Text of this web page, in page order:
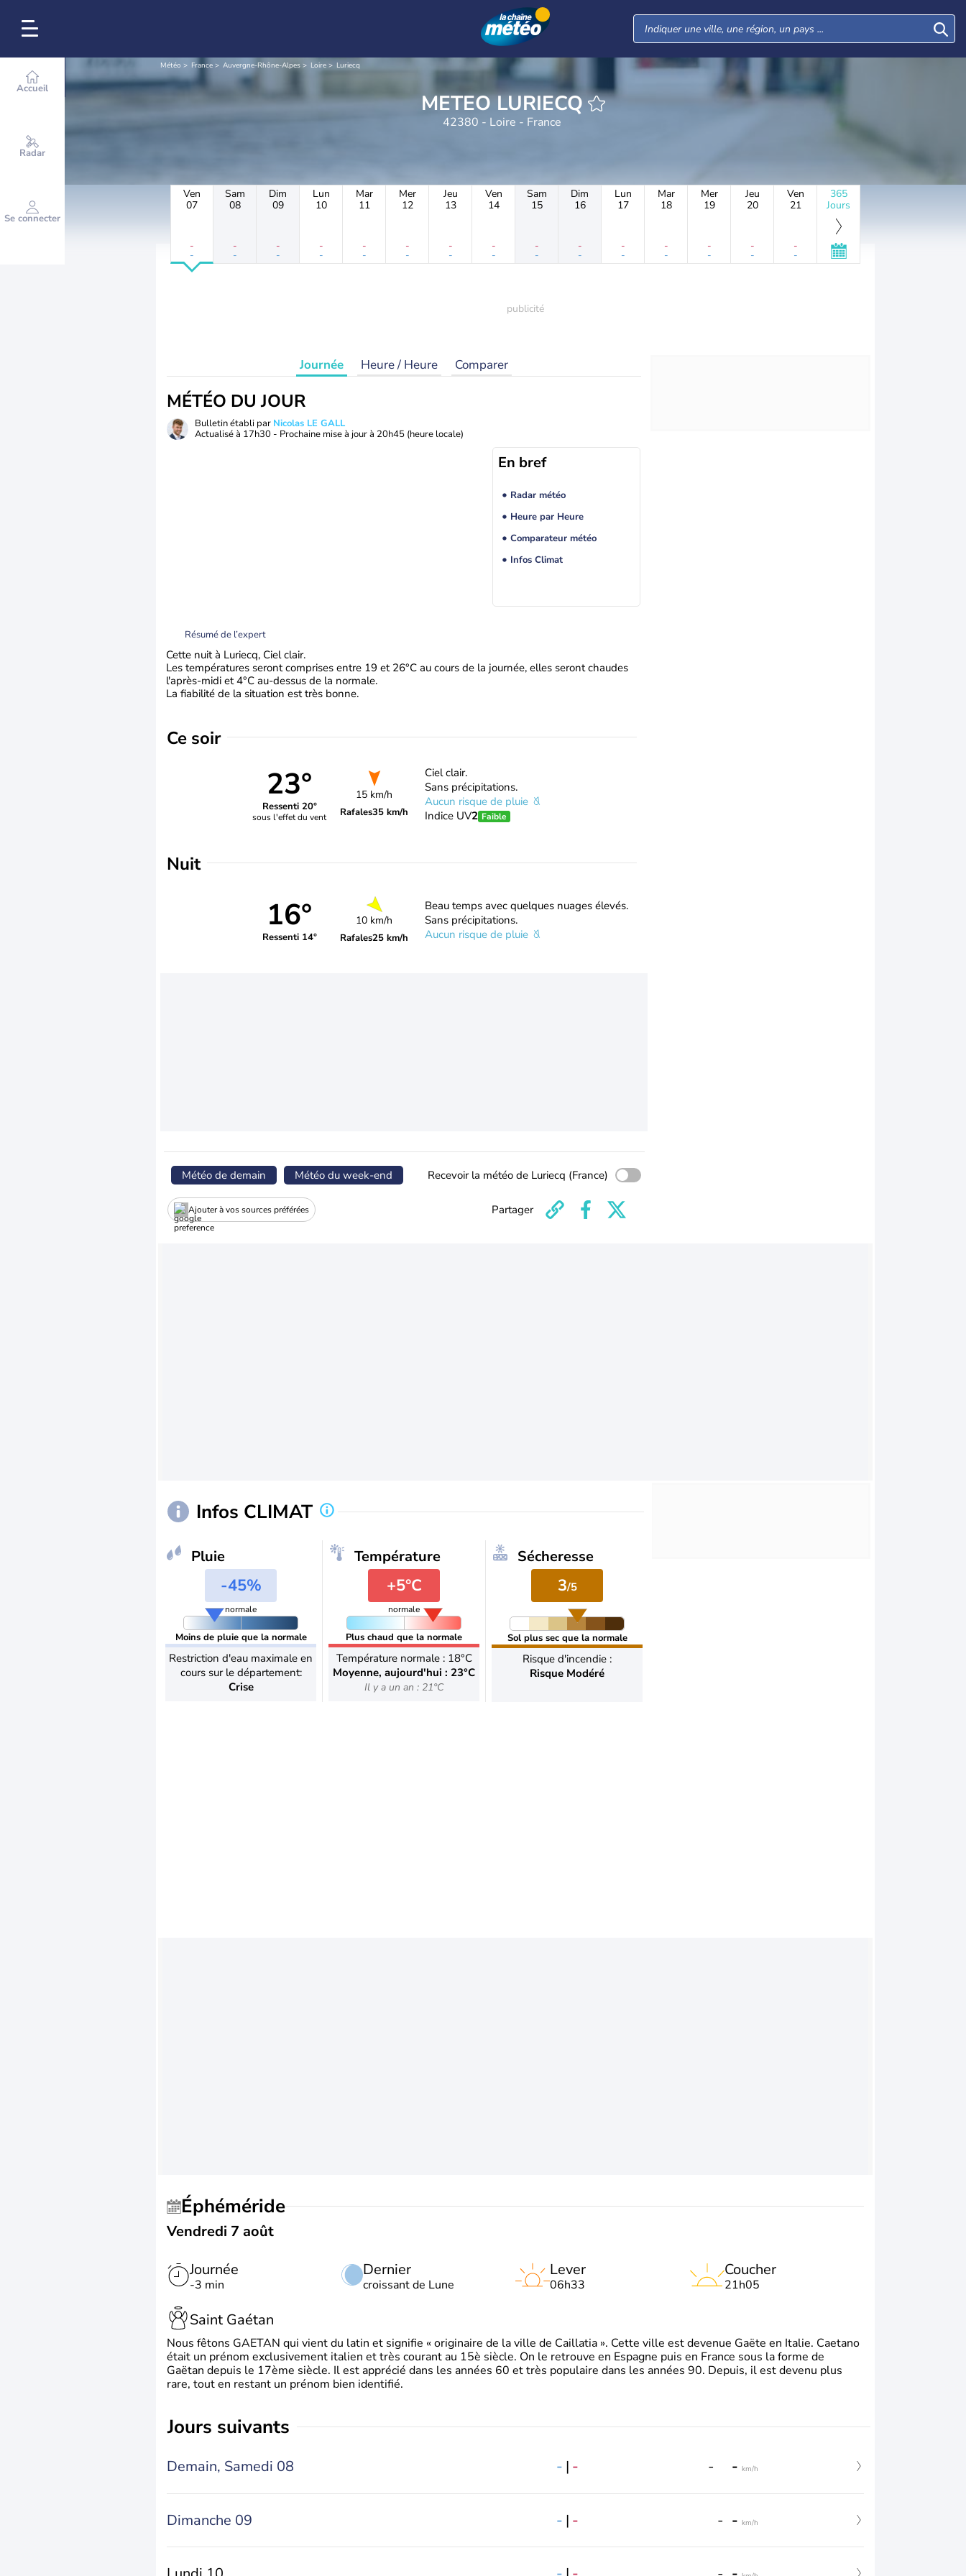
Accueil
Radar
Se connecter
Météo France Auvergne-Rhône-Alpes Loire Luriecq
METEO LURIECQ
42380 - Loire - France
Ven
07
-
-
Sam
08
-
-
Dim
09
-
-
Lun
10
-
-
Mar
11
-
-
Mer
12
-
-
Jeu
13
-
-
Ven
14
-
-
Sam
15
-
-
Dim
16
-
-
Lun
17
-
-
Mar
18
-
-
Mer
19
-
-
Jeu
20
-
-
Ven
21
-
-
365
Jours
Journée Heure / Heure Comparer
MÉTÉO DU JOUR
Bulletin établi par Nicolas LE GALL
Actualisé à 17h30 - Prochaine mise à jour à 20h45 (heure locale)
En bref
Radar météo
Heure par Heure
Comparateur météo
Infos Climat
Résumé de l’expert
Cette nuit à Luriecq, Ciel clair.
Les températures seront comprises entre 19 et 26°C au cours de la journée, elles seront chaudes
l'après-midi et 4°C au-dessus de la normale.
La fiabilité de la situation est très bonne.
Ce soir
23°
Ressenti 20°
sous l'effet du vent
15 km/h
Rafales35 km/h
Ciel clair.
Sans précipitations.
Aucun risque de pluie
Indice UV2 Faible
Nuit
16°
Ressenti 14°
10 km/h
Rafales25 km/h
Beau temps avec quelques nuages élevés.
Sans précipitations.
Aucun risque de pluie
Météo de demain Météo du week-end Recevoir la météo de Luriecq (France)
Ajouter à vos sources préférées Partager
Infos CLIMAT
Pluie
-45%
normale
Moins de pluie que la normale
Restriction d'eau maximale en
cours sur le département:
Crise
Température
+5°C
normale
Plus chaud que la normale
Température normale : 18°C
Moyenne, aujourd'hui : 23°C
Il y a un an : 21°C
Sécheresse
3/5
Sol plus sec que la normale
Risque d'incendie :
Risque Modéré
Éphéméride
Vendredi 7 août
Journée
-3 min
Dernier
croissant de Lune
Lever
06h33
Coucher
21h05
Saint Gaétan
Nous fêtons GAETAN qui vient du latin et signifie « originaire de la ville de Caillatia ». Cette ville est devenue Gaëte en Italie. Caetano
était un prénom exclusivement italien et très courant au 15è siècle. On le retrouve en Espagne puis en France sous la forme de
Gaëtan depuis le 17ème siècle. Il est apprécié dans les années 60 et très populaire dans les années 90. Depuis, il est devenu plus
rare, tout en restant un prénom bien identifié.
jours suivants
Demain, Samedi 08 - | - - - km/h
Dimanche 09 - | - - - km/h